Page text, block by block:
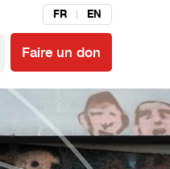
FR EN
Faire un don